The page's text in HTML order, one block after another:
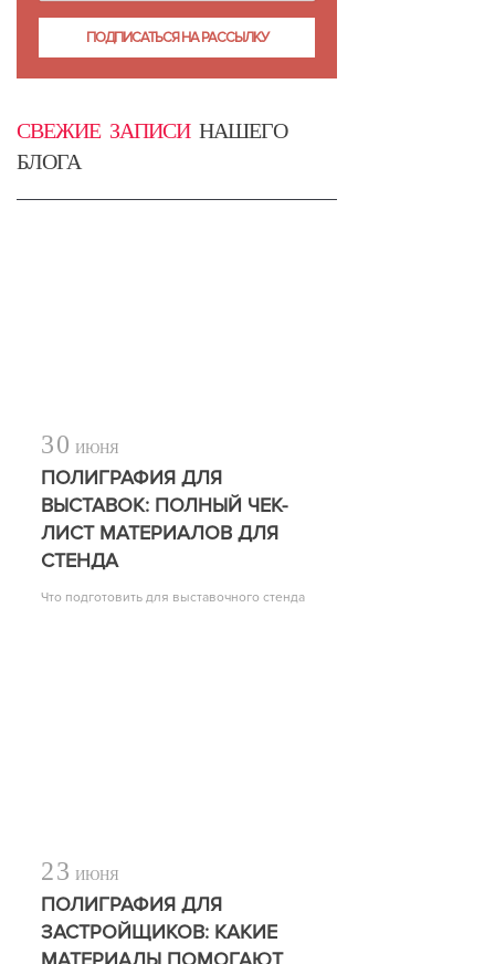
СВЕЖИЕ ЗАПИСИНАШЕГО
БЛОГА
30 ИЮНЯ
ПОЛИГРАФИЯ ДЛЯ
ВЫСТАВОК: ПОЛНЫЙ ЧЕК-
ЛИСТ МАТЕРИАЛОВ ДЛЯ
СТЕНДА
Что подготовить для выставочного стенда
23 ИЮНЯ
ПОЛИГРАФИЯ ДЛЯ
ЗАСТРОЙЩИКОВ: КАКИЕ